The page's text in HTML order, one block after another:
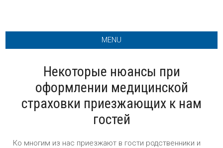
MENU
Некоторые нюансы при
оформлении медицинской
страховки приезжающих к нам
гостей
Ко многим из нас приезжают в гости родственники и